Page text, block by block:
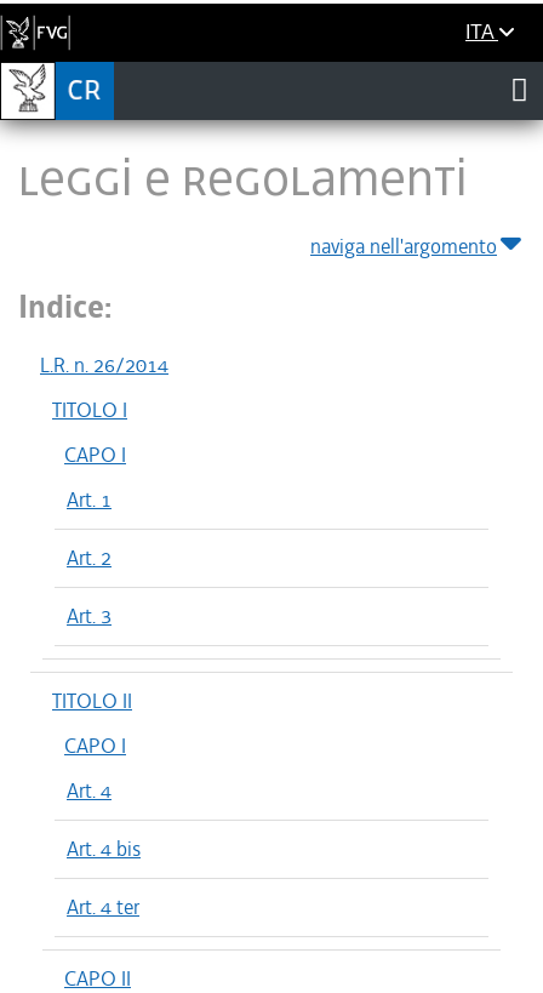
ITA
LEGGI E REGOLAMENTI
naviga nell'argomento
Indice:
L.R. n. 26/2014
TITOLO I
CAPO I
Art. 1
Art. 2
Art. 3
TITOLO II
CAPO I
Art. 4
Art. 4 bis
Art. 4 ter
CAPO II